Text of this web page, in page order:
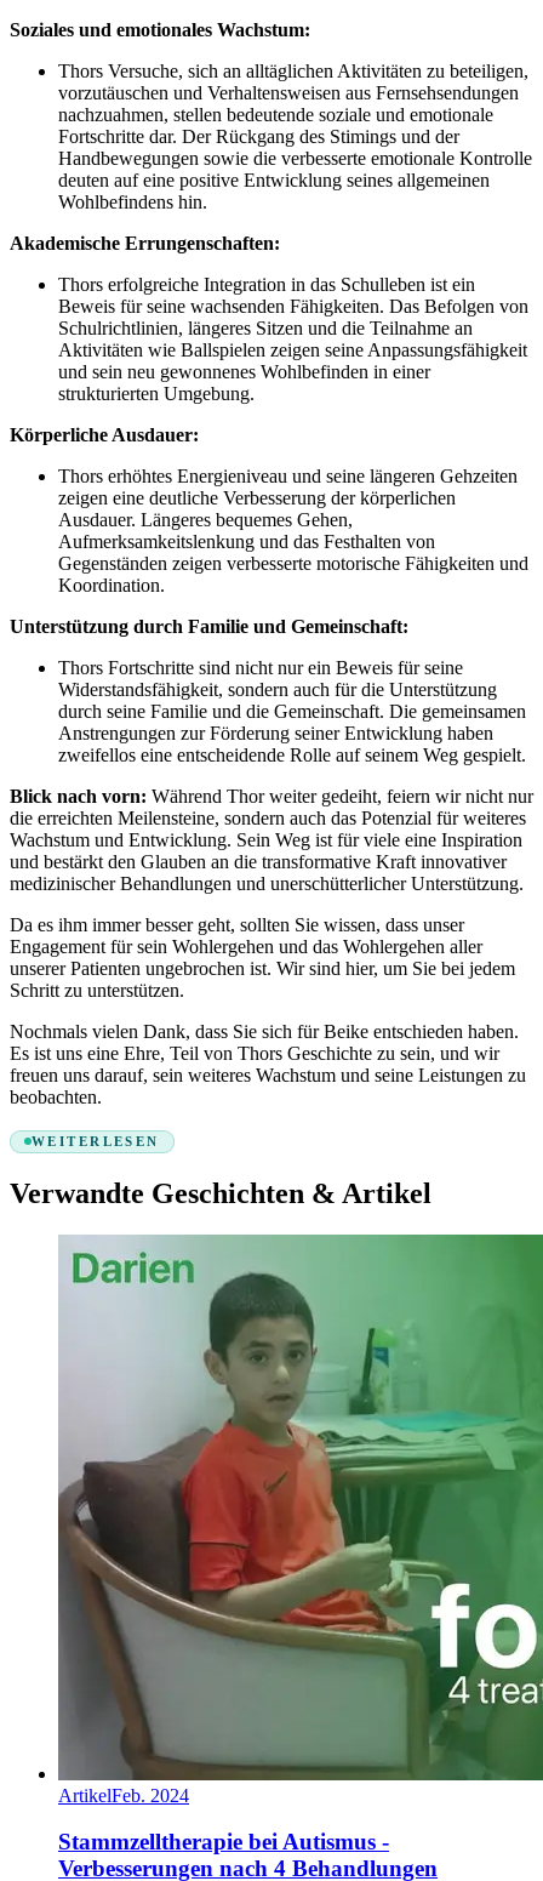
Soziales und emotionales Wachstum:
Thors Versuche, sich an alltäglichen Aktivitäten zu beteiligen,
vorzutäuschen und Verhaltensweisen aus Fernsehsendungen
nachzuahmen, stellen bedeutende soziale und emotionale
Fortschritte dar. Der Rückgang des Stimings und der
Handbewegungen sowie die verbesserte emotionale Kontrolle
deuten auf eine positive Entwicklung seines allgemeinen
Wohlbefindens hin.
Akademische Errungenschaften:
Thors erfolgreiche Integration in das Schulleben ist ein
Beweis für seine wachsenden Fähigkeiten. Das Befolgen von
Schulrichtlinien, längeres Sitzen und die Teilnahme an
Aktivitäten wie Ballspielen zeigen seine Anpassungsfähigkeit
und sein neu gewonnenes Wohlbefinden in einer
strukturierten Umgebung.
Körperliche Ausdauer:
Thors erhöhtes Energieniveau und seine längeren Gehzeiten
zeigen eine deutliche Verbesserung der körperlichen
Ausdauer. Längeres bequemes Gehen,
Aufmerksamkeitslenkung und das Festhalten von
Gegenständen zeigen verbesserte motorische Fähigkeiten und
Koordination.
Unterstützung durch Familie und Gemeinschaft:
Thors Fortschritte sind nicht nur ein Beweis für seine
Widerstandsfähigkeit, sondern auch für die Unterstützung
durch seine Familie und die Gemeinschaft. Die gemeinsamen
Anstrengungen zur Förderung seiner Entwicklung haben
zweifellos eine entscheidende Rolle auf seinem Weg gespielt.
Blick nach vorn: Während Thor weiter gedeiht, feiern wir nicht nur
die erreichten Meilensteine, sondern auch das Potenzial für weiteres
Wachstum und Entwicklung. Sein Weg ist für viele eine Inspiration
und bestärkt den Glauben an die transformative Kraft innovativer
medizinischer Behandlungen und unerschütterlicher Unterstützung.
Da es ihm immer besser geht, sollten Sie wissen, dass unser
Engagement für sein Wohlergehen und das Wohlergehen aller
unserer Patienten ungebrochen ist. Wir sind hier, um Sie bei jedem
Schritt zu unterstützen.
Nochmals vielen Dank, dass Sie sich für Beike entschieden haben.
Es ist uns eine Ehre, Teil von Thors Geschichte zu sein, und wir
freuen uns darauf, sein weiteres Wachstum und seine Leistungen zu
beobachten.
WEITERLESEN
Verwandte Geschichten & Artikel
ArtikelFeb. 2024
Stammzelltherapie bei Autismus -
Verbesserungen nach 4 Behandlungen